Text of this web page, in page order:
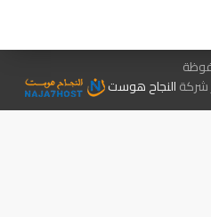
شركةالنجاح هوست